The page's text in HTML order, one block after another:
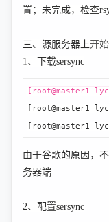
置；未完成，检查
三、源服务器上开
1、
下载sersync
[root@master1
[root@master1
[root@master1
由于谷歌的原因，
务器端
2、 配置sersync